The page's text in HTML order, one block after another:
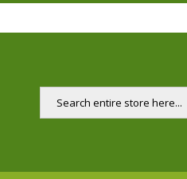
Pesquisar